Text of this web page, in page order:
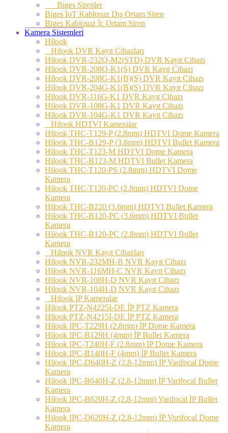
Biges Sirenler
Biges IoT Kablosuz Dış Ortam Siren
Biges Kablosuz İç Ortam Siren
Kamera Sistemleri
Hilook
Hilook DVR Kayıt Cihazları
Hilook DVR-232Q-M2(STD) DVR Kayıt Cihazı
Hilook DVR-208Q-K1(S) DVR Kayıt Cihazı
Hilook DVR-208G-K1(B)(S) DVR Kayıt Cihazı
Hilook DVR-204G-K1(B)(S) DVR Kayıt Cihazı
Hilook DVR-116G-K1 DVR Kayıt Cihazı
Hilook DVR-108G-K1 DVR Kayıt Cihazı
Hilook DVR-104G-K1 DVR Kayıt Cihazı
Hilook HDTVI Kameralar
Hilook THC-T129-P (2.8mm) HDTVI Dome Kamera
Hilook THC-B129-P (3.6mm) HDTVI Bullet Kamera
Hilook THC-T123-M HDTVI Dome Kamera
Hilook THC-B123-M HDTVI Bullet Kamera
Hilook THC-T120-PS (2.8mm) HDTVİ Dome
Kamera
Hilook THC-T120-PC (2.8mm) HDTVI Dome
Kamera
Hilook THC-B220 (3.6mm) HDTVI Bullet Kamera
Hilook THC-B120-PC (3.6mm) HDTVI Bullet
Kamera
Hilook THC-B120-PC (2.8mm) HDTVI Bullet
Kamera
Hilook NVR Kayıt Cihazları
Hilook NVR-232MH-B NVR Kayıt Cihazı
Hilook NVR-116MH-C NVR Kayıt Cihazı
Hilook NVR-108H-D NVR Kayıt Cihazı
Hilook NVR-104H-D NVR Kayıt Cihazı
Hilook IP Kameralar
Hilook PTZ-N4225I-DE İP PTZ Kamera
Hilook PTZ-N4215I-DE İP PTZ Kamera
Hilook IPC-T229H (2.8mm) İP Dome Kamera
Hilook IPC-B129H (4mm) İP Bullet Kamera
Hilook IPC-T240H-F (2.8mm) İP Dome Kamera
Hilook IPC-B140H-F (4mm) İP Bullet Kamera
Hilook IPC-D640H-Z (2.8-12mm) İP Varifocal Dome
Kamera
Hilook IPC-B640H-Z (2.8-12mm) İP Varifocal Bullet
Kamera
Hilook IPC-B620H-Z (2.8-12mm) Varifocal İP Bullet
Kamera
Hilook IPC-D620H-Z (2.8-12mm) İP Vorifocal Dome
Kamera